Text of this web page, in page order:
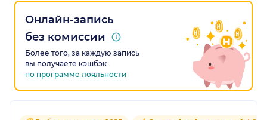
Онлайн-запись
без комиссии
Более того, за каждую запись
вы получаете кэшбэк
по программе лояльности